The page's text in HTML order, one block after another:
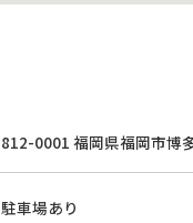
812-0001 福岡県福岡市博
駐車場あり